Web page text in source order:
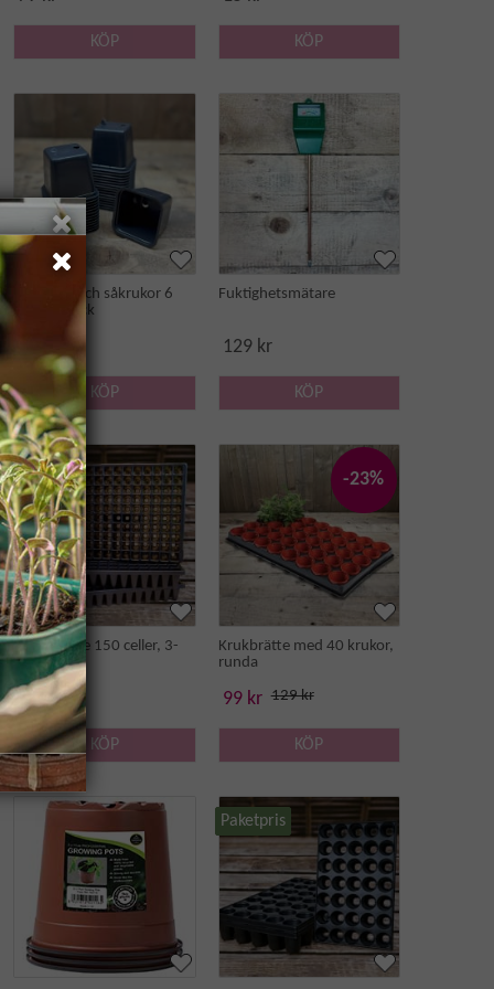
KÖP KÖP
Stickling- och såkrukor 6
cm, 30-pack
KÖP
Fuktighetsmätare
129 kr
KÖP
Paketpris
Pluggbrätte 150 celler, 3-
pack
240 kr
KÖP
-23%
Krukbrätte med 40 krukor,
runda
99 kr 129 kr
KÖP
Paketpris